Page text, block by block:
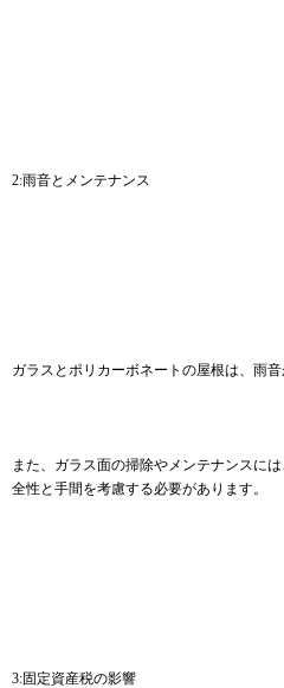
2:雨音とメンテナンス
ガラスとポリカーボネートの屋根は、雨
また、ガラス面の掃除やメンテナンスに
全性と手間を考慮する必要があります。
3:固定資産税の影響